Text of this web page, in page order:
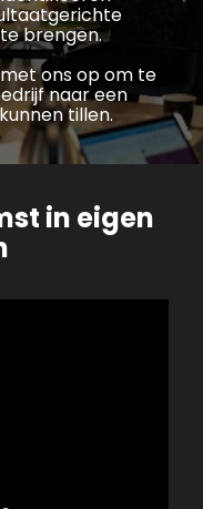
te brengen.
ons op om te
naar een
tillen.
in eigen